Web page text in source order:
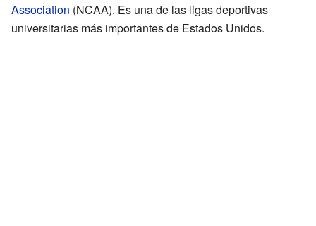
Association (NCAA). Es una de las ligas deportivas
universitarias más importantes de Estados Unidos.